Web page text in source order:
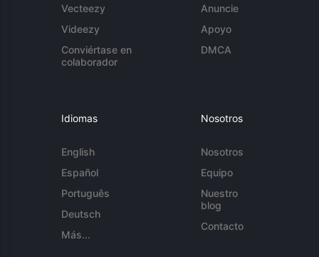
Vecteezy
Videezy
Conviértase en
colaborador
Anuncie
Apoyo
DMCA
Idiomas
English
Español
Português
Deutsch
Más...
Nosotros
Nosotros
Equipo
Nuestro
blog
Contacto